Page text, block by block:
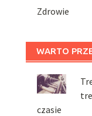
Zdrowie
WARTO
czasie